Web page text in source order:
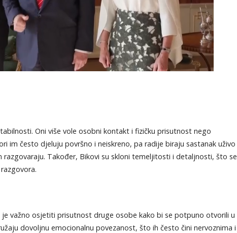
Oni više vole osobni kontakt i fizičku prisutnost nego
im često djeluju površno i neiskreno, pa radije biraju sastanak uživo
Također, Bikovi su skloni temeljitosti i detaljnosti, što se
važno osjetiti prisutnost druge osobe kako bi se potpuno otvorili u
dovoljnu emocionalnu povezanost, što ih često čini nervoznima i